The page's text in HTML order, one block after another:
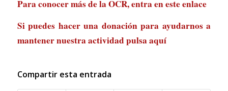
Para conocer más de la OCR, entra eneste enlace
Si puedes hacer una donación para ayudarnos a
mantener nuestra actividad pulsa aquí
Compartir esta entrada